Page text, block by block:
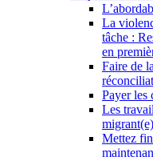
La
tâche :
en
Faire de
Payer les
Les
Mettez